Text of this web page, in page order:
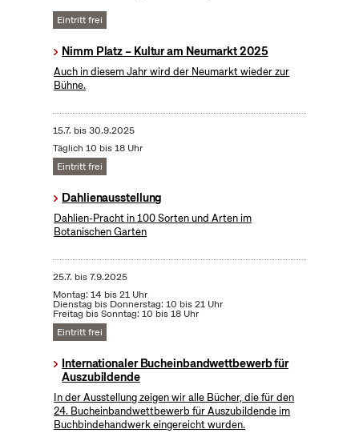
Eintritt frei
Nimm Platz – Kultur am Neumarkt 2025
Auch in diesem Jahr wird der Neumarkt wieder zur
Bühne.
15.7. bis30.9.2025
Täglich 10 bis 18 Uhr
Eintritt frei
Dahlienausstellung
Dahlien-Pracht in 100 Sorten und Arten im
Botanischen Garten
25.7. bis7.9.2025
Montag: 14 bis 21 Uhr
Dienstag bis Donnerstag: 10 bis 21 Uhr
Freitag bis Sonntag: 10 bis 18 Uhr
Eintritt frei
Internationaler Bucheinbandwettbewerb für
Auszubildende
In der Ausstellung zeigen wir alle Bücher, die für den
24. Bucheinbandwettbewerb für Auszubildende im
Buchbindehandwerk eingereicht wurden.